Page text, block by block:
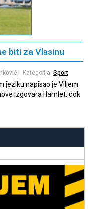
biti za Vlasinu
| Kategorija: Sport
jeziku napisao je Viljem
izgovara Hamlet, dok